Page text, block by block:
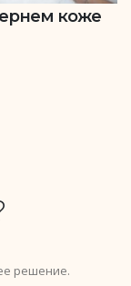
коже
решение.